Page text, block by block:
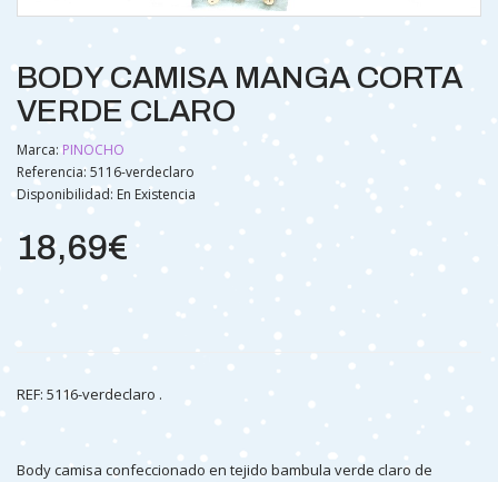
BODY CAMISA MANGA CORTA
VERDE CLARO
Marca: PINOCHO
Referencia: 5116-verdeclaro
Disponibilidad: En Existencia
18,69€
REF: 5116-verdeclaro .
Body camisa confeccionado en tejido bambula verde claro de